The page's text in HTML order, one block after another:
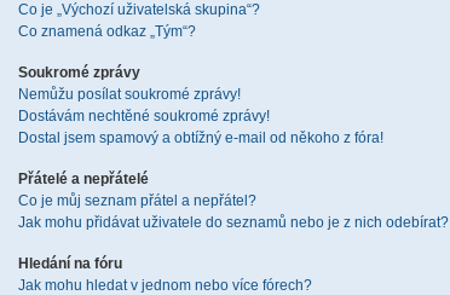
Co je „Výchozí uživatelská skupina“?
Co znamená odkaz „Tým“?
Soukromé zprávy
Nemůžu posílat soukromé zprávy!
Dostávám nechtěné soukromé zprávy!
Dostal jsem spamový a obtížný e-mail od někoho z fóra!
Přátelé a nepřátelé
Co je můj seznam přátel a nepřátel?
Jak mohu přidávat uživatele do seznamů nebo je z nich odebírat?
Hledání na fóru
Jak mohu hledat v jednom nebo více fórech?